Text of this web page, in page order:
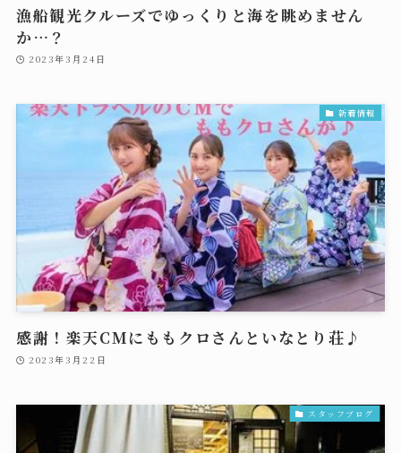
漁船観光クルーズでゆっくりと海を眺めません
か…？
2023年3月24日
新着情報
感謝！楽天CMにももクロさんといなとり荘♪
2023年3月22日
スタッフブログ